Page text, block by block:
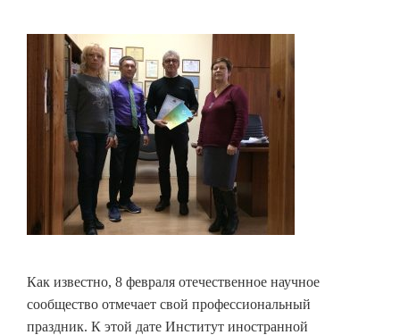
Как известно, 8 февраля отечественное научное
сообщество отмечает свой профессиональный
праздник. К этой дате Институт иностранной